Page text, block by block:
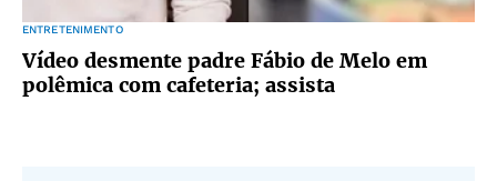
ENTRETENIMENTO
Vídeo desmente padre Fábio de Melo em
polêmica com cafeteria; assista